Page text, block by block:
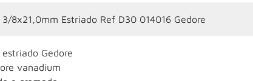
3/8x21,0mm Estriado Ref D30 014016 Gedore
Gedore
vanadium